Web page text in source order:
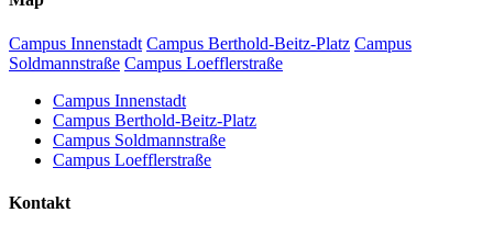
Campus Innenstadt Campus Berthold-Beitz-Platz Campus
Soldmannstraße Campus Loefflerstraße
Campus Innenstadt
Campus Berthold-Beitz-Platz
Campus Soldmannstraße
Campus Loefflerstraße
Kontakt